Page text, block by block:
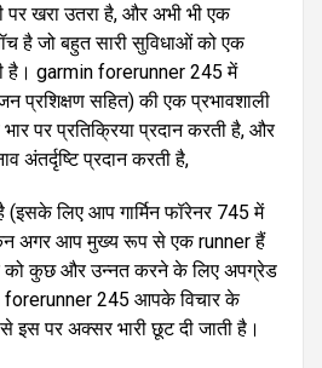
खरा उतरा है, और अभी भी एक
है जो बहुत सारी सुविधाओं को एक
है। garmin forerunner 245 में
प्रशिक्षण सहित) की एक प्रभावशाली
पर प्रतिक्रिया प्रदान करती है, और
अंतर्दृष्टि प्रदान करती है,
(इसके लिए आप गार्मिन फॉरेनर 745 में
अगर आप मुख्य रूप से एक runner हैं
को कुछ और उन्नत करने के लिए अपग्रेड
forerunner 245 आपके विचार के
पर अक्सर भारी छूट दी जाती है।